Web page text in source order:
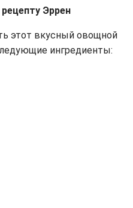
Эррен
этот вкусный овощной
ингредиенты: